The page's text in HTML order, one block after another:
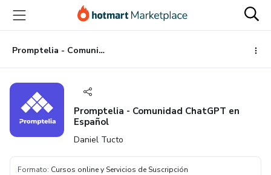
principal
página
de
página
Promptelia - Comunidad ChatGPT en Español
Promptelia - Comunidad ChatGPT en
Español
Daniel Tucto
Formato: Cursos online y Servicios de Suscripción